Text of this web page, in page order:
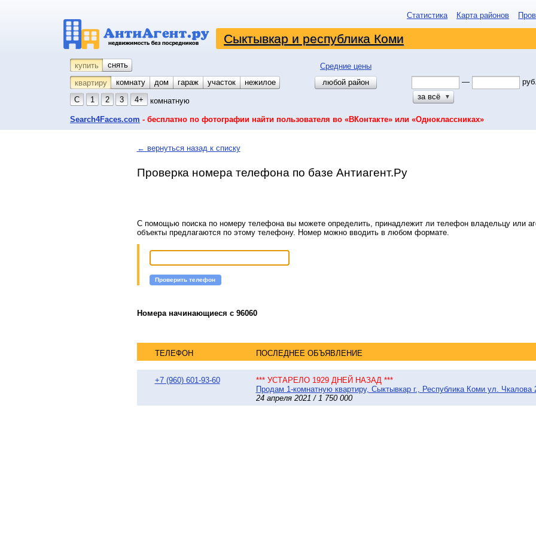
Статистика Карта районов
Сыктывкар и республика Коми
купить снять
Средние цены
квартиру
комнату койко-место
дом гараж участок
нежилое
С
1 2 3 4+ комнатную
любой район —
руб.
за всё
▼
Search4Faces.com - бесплатно по фотографии найти пользователя во «ВКонтакте» или «Одноклассниках»
← вернуться назад к списку
Проверка номера телефона по базе Антиагент.Ру
С помощью поиска по номеру телефона вы можете определить, принадлежит ли телефон владельцу или
объекты предлагаются по этому телефону. Номер можно вводить в любом формате.
Проверить телефон
Номера начинающиеся с 96060
ТЕЛЕФОН ПОСЛЕДНЕЕ ОБЪЯВЛЕНИЕ
+7 (960) 601-93-60
*** УСТАРЕЛО 1929 ДНЕЙ НАЗАД ***
Продам 1-комнатную квартиру, Сыктывкар г., Республика Коми ул. Чкалова
24 апреля 2021 / 1 750 000